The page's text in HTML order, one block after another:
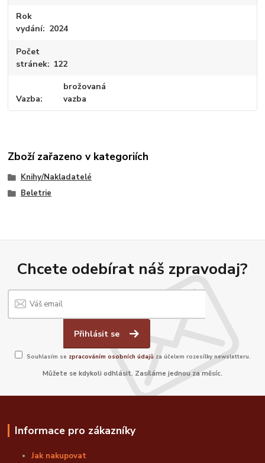
Rok
vydání
2024
Počet
stránek
122
Vazba
brožovaná
vazba
Zboží zařazeno v kategoriích
Knihy/Nakladatelé
Beletrie
Chcete odebírat náš zpravodaj?
Přihlásit se
Souhlasím se zpracováním osobních údajů za účelem rozesílky newsletteru.
Můžete se kdykoli odhlásit. Zasíláme jednou za měsíc.
Informace pro zákazníky
Jak nakupovat